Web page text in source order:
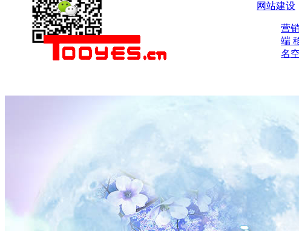
网站建设
营
端
名